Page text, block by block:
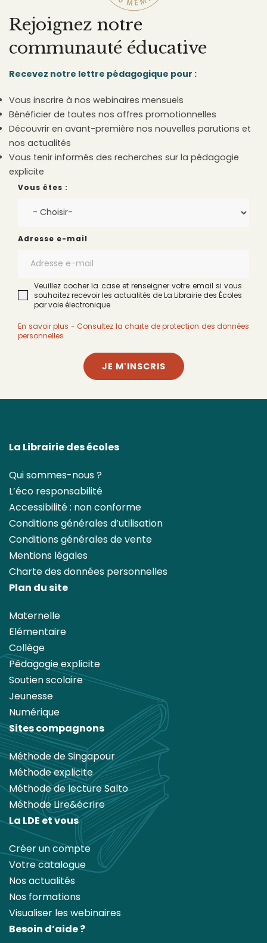
Rejoignez notre
communauté éducative
Recevez notre lettre pédagogique pour :
Vous inscrire à nos webinaires mensuels
Bénéficier de toutes nos offres promotionnelles
Découvrir en avant-première nos nouvelles parutions et
nos actualités
Vous tenir informés des recherches sur la pédagogie
explicite
Vous êtes :
Adresse e-mail
Veuillez cocher la case et renseigner votre email si vous
souhaitez recevoir les actualités de La Librairie des Écoles
par voie électronique
En savoir plus - Consultez la charte de protection des données
personnelles
JE M'INSCRIS
La Librairie des écoles
Qui sommes-nous ?
L’éco responsabilité
Accessibilité : non conforme
Conditions générales d’utilisation
Conditions générales de vente
Mentions légales
Charte des données personnelles
Plan du site
Maternelle
Elémentaire
Collège
Pédagogie explicite
Soutien scolaire
Jeunesse
Numérique
Sites compagnons
Méthode de Singapour
Méthode explicite
Méthode de lecture Salto
Méthode Lire&écrire
La LDE et vous
Créer un compte
Votre catalogue
Nos actualités
Nos formations
Visualiser les webinaires
Besoin d’aide ?